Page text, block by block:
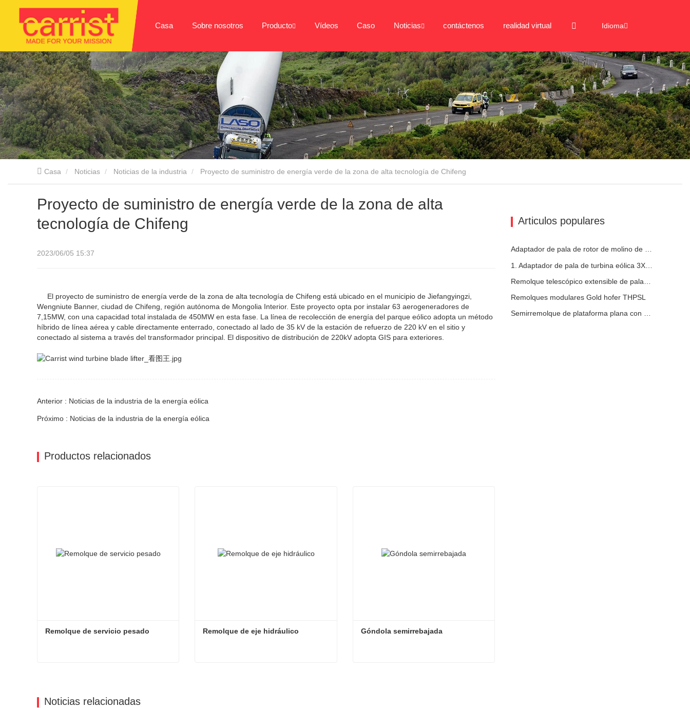
Casa Sobre nosotros Producto Vídeos Caso Noticias contáctenos realidad virtual Idioma
Casa Noticias Noticias de la industria Proyecto de suministro de energía verde de la zona de alta tecnología de Chifeng
Proyecto de suministro de energía verde de la zona de alta
tecnología de Chifeng
2023/06/05 15:37
El proyecto de suministro de energía verde de la zona de alta tecnología de Chifeng está ubicado en el municipio de Jiefangyingzi,
Wengniute Banner, ciudad de Chifeng, región autónoma de Mongolia Interior. Este proyecto opta por instalar 63 aerogeneradores de
7,15MW, con una capacidad total instalada de 450MW en esta fase. La línea de recolección de energía del parque eólico adopta un método
híbrido de línea aérea y cable directamente enterrado, conectado al lado de 35 kV de la estación de refuerzo de 220 kV en el sitio y
conectado al sistema a través del transformador principal. El dispositivo de distribución de 220kV adopta GIS para exteriores.
Anterior : Noticias de la industria de la energía eólica
Próximo : Noticias de la industria de la energía eólica
Productos relacionados
Remolque de servicio pesado Remolque de eje hidráulico Góndola semirrebajada
Noticias relacionadas
Articulos populares
Adaptador de pala de rotor de molino de viento
1. Adaptador de pala de turbina eólica 3X6 con remolque modular
Remolques modulares Gold hofer THPSL
Semirremolque de plataforma plana con pared lateral